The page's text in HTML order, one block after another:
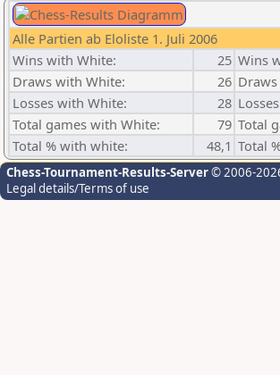
Alle Partien ab Eloliste 1. Juli 2006
Wins with White:
25 Wins
Draws with White:
26
Losses with White:
28
Total games with White:
79 Total
Total % with white:
48,1 Total
Chess-Tournament-Results-Server© 2006-
Legal details/Terms of use